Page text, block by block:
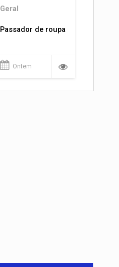
Geral
Passador de roupa
Ontem